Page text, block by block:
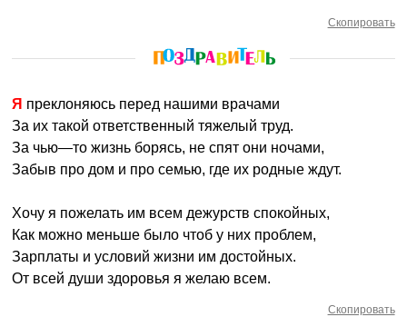
Скопировать
Я преклоняюсь перед нашими врачами
За их такой ответственный тяжелый труд.
За чью—то жизнь борясь, не спят они ночами,
Забыв про дом и про семью, где их родные ждут.
Хочу я пожелать им всем дежурств спокойных,
Как можно меньше было чтоб у них проблем,
Зарплаты и условий жизни им достойных.
От всей души здоровья я желаю всем.
Скопировать